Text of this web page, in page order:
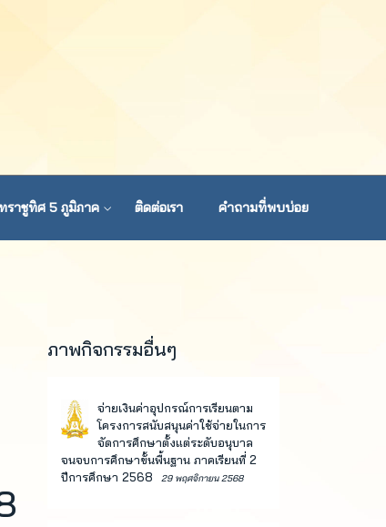
ราชูทิศ 5 ภูมิภาค ติดต่อเรา คำถามที่พบบ่อย
ภาพกิจกรรมอื่นๆ
จ่ายเงินค่าอุปกรณ์การเรียนตาม
โครงการสนับสนุนค่าใช้จ่ายในการ
จัดการศึกษาตั้งแต่ระดับอนุบาล
จนจบการศึกษาขั้นพื้นฐาน ภาคเรียนที่ 2
ปีการศึกษา 2568
29 พฤศจิกายน 2568